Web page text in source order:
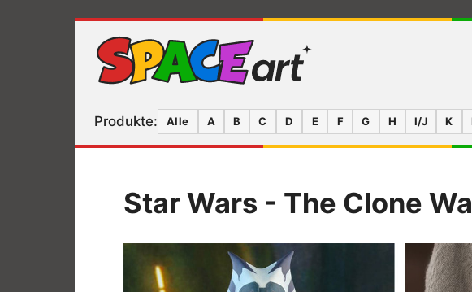
Produkte: Alle A B C D E F G H I/J K
Star Wars - The Clone